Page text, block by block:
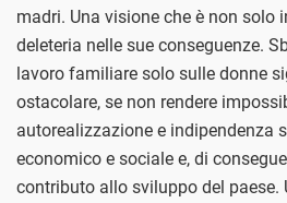
madri. Una visione che è non solo
deleteria nelle sue conseguenze.
lavoro familiare solo sulle donne
ostacolare, se non rendere
autorealizzazione e indipendenza
economico e sociale e, di
contributo allo sviluppo del paese.